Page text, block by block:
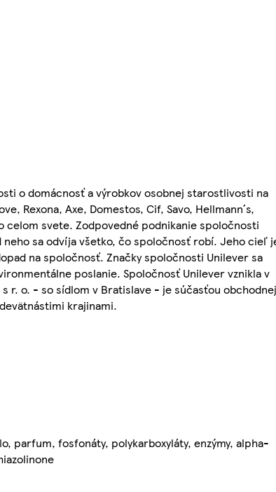
o domácnosť a výrobkov osobnej starostlivosti na
Rexona, Axe, Domestos, Cif, Savo, Hellmann´s,
celom svete. Zodpovedné podnikanie spoločnosti
neho sa odvíja všetko, čo spoločnosť robí. Jeho cieľ
na spoločnosť. Značky spoločnosti Unilever sa
poslanie. Spoločnosť Unilever vznikla v
r. o. - so sídlom v Bratislave - je súčasťou obchodnej
krajinami.
parfum, fosfonáty, polykarboxyláty, enzýmy, alpha-